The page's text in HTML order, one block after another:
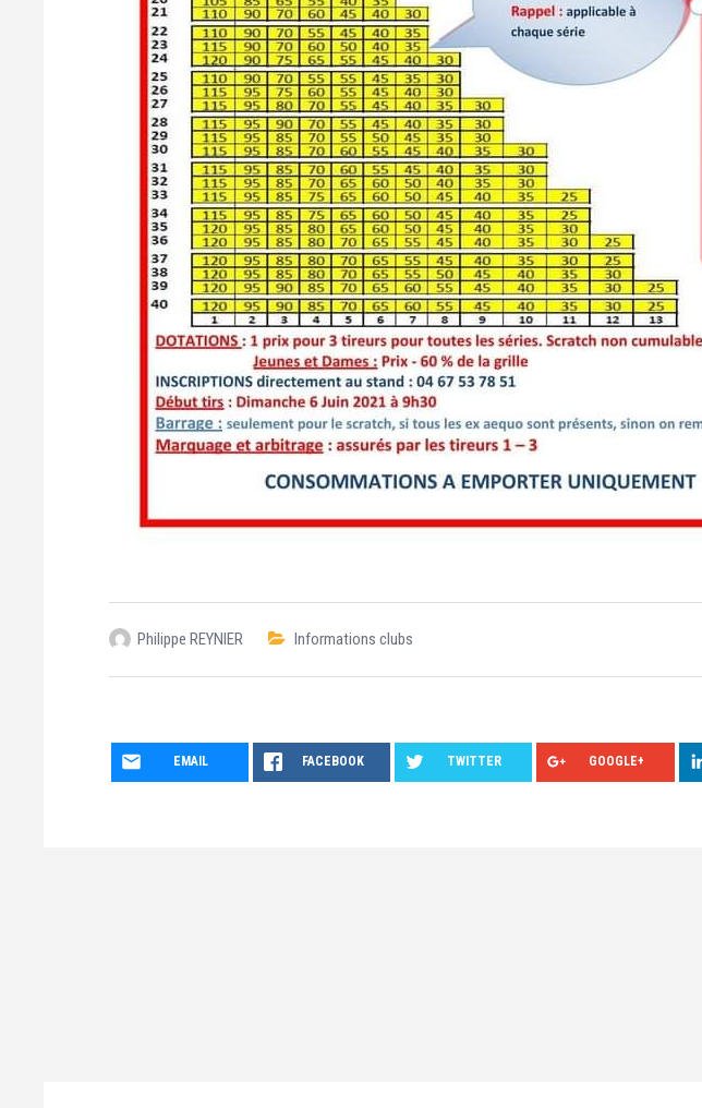
Philippe REYNIER Informations clubs
EMAIL FACEBOOK TWITTER GOOGLE+